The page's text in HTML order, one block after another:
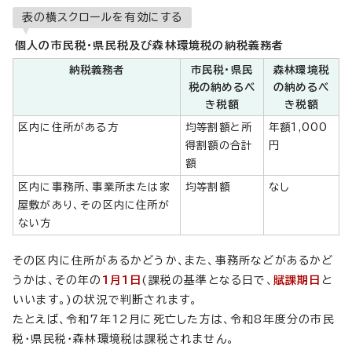
表の横スクロールを有効にする
個人の市民税・県民税及び森林環境税の納税義務者
納税義務者
市民税・県民
税の納めるべ
き税額
森林環境税
の納めるべ
き税額
区内に住所がある方
均等割額と所
得割額の合計
額
年額1,000
円
区内に事務所、事業所または家
屋敷があり、その区内に住所が
ない方
均等割額 なし
その区内に住所があるかどうか、また、事務所などがあるかど
うかは、その年の 1月1日 (課税の基準となる日で、 賦課期日 と
いいます。)の状況で判断されます。
たとえば、令和7年12月に死亡した方は、令和8年度分の市民
税・県民税・森林環境税は課税されません。